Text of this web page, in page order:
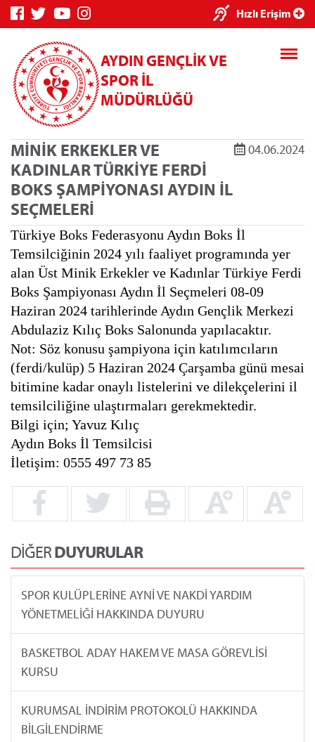
Hızlı Erişim
AYDIN GENÇLİK VE
SPOR İL
MÜDÜRLÜĞÜ
MİNİK ERKEKLER VE
KADINLAR TÜRKİYE FERDİ
BOKS ŞAMPİYONASI AYDIN İL
SEÇMELERİ
04.06.2024
Türkiye Boks Federasyonu Aydın Boks İl
Temsilciğinin 2024 yılı faaliyet programında yer
alan Üst Minik Erkekler ve Kadınlar Türkiye Ferdi
Boks Şampiyonası Aydın İl Seçmeleri 08-09
Haziran 2024 tarihlerinde Aydın Gençlik Merkezi
Abdulaziz Kılıç Boks Salonunda yapılacaktır.
Not: Söz konusu şampiyona için katılımcıların
(ferdi/kulüp) 5 Haziran 2024 Çarşamba günü mesai
bitimine kadar onaylı listelerini ve dilekçelerini il
temsilciliğine ulaştırmaları gerekmektedir.
Bilgi için; Yavuz Kılıç
Aydın Boks İl Temsilcisi
İletişim: 0555 497 73 85
DİĞERDUYURULAR
SPOR KULÜPLERİNE AYNİ VE NAKDİ YARDIM
YÖNETMELİĞİ HAKKINDA DUYURU
BASKETBOL ADAY HAKEM VE MASA GÖREVLİSİ
KURSU
KURUMSAL İNDİRİM PROTOKOLÜ HAKKINDA
BİLGİLENDİRME
×
Genç Bilgi
Sistemi
Spor Bilgi
Sistemi
Kredi/Yurt
Kredi/Yurt E-
Ödeme